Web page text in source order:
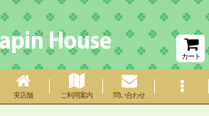
カート
実店舗 ご利用案内 問い合わせ